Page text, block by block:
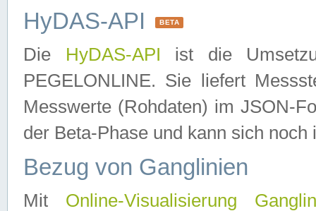
HyDAS-API BETA
Die HyDAS-API ist die
PEGELONLINE. Sie liefert
Messwerte (Rohdaten) im JSON-
der Beta-Phase und kann sich noch
Bezug von Ganglinien
Mit Online-Visualisierung